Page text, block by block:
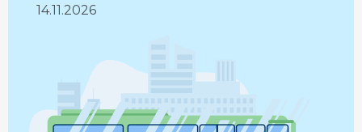
14.11.2026